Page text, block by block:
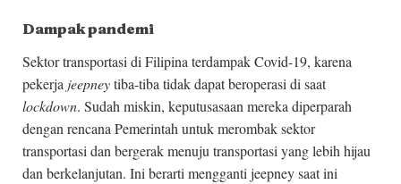
Dampak pandemi
Sektor transportasi di Filipina terdampak Covid-19, karena
pekerja jeepneytiba-tiba tidak dapat beroperasi di saat
lockdown. Sudah miskin, keputusasaan mereka diperparah
dengan rencana Pemerintah untuk merombak sektor
transportasi dan bergerak menuju transportasi yang lebih hijau
dan berkelanjutan. Ini berarti mengganti jeepney saat ini